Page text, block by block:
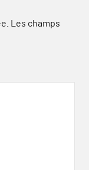
Les champs